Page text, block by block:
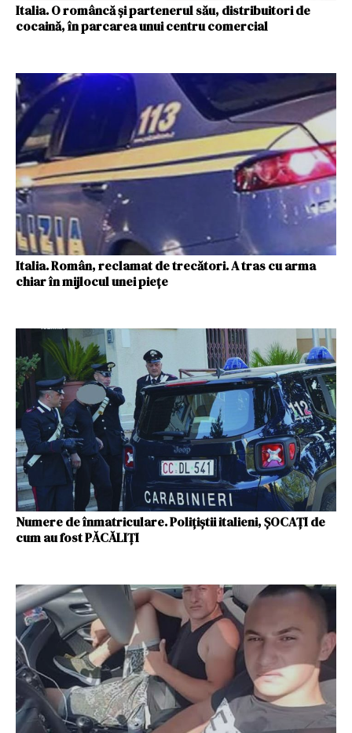
Italia. O româncă și partenerul său, distribuitori de
cocaină, în parcarea unui centru comercial
Italia. Român, reclamat de trecători. A tras cu arma
chiar în mijlocul unei piețe
Numere de înmatriculare. Polițiștii italieni, ȘOCAȚI de
cum au fost PĂCĂLIȚI